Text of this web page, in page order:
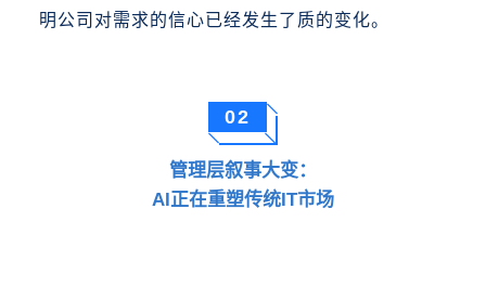
明公司对需求的信心已经发生了质的变化。
02
管理层叙事大变：
AI正在重塑传统IT市场